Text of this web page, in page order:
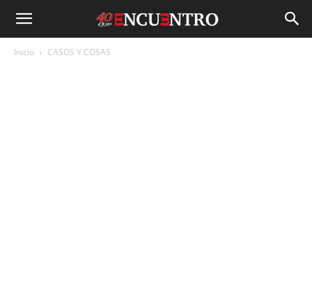
Inicio CASOS Y COSAS